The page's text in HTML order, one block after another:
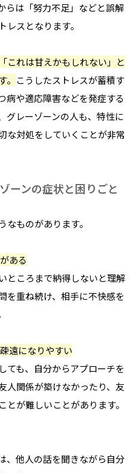
らは「努力不足」などと誤解
レスとなります。
これは甘えかもしれない」と
こうしたストレスが蓄積す
病や適応障害などを発症する
グレーゾーンの人も、特性に
な対処をしていくことが非常
ーンの症状と困りごと
ものがあります。
ある
ところまで納得しないと理解
を重ね続け、相手に不快感を
遠になりやすい
ても、自分からアプローチを
人関係が築けなかったり、友
が難しいことがあります。
、他人の話を聞きながら自分